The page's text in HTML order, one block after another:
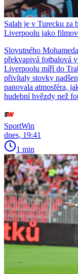
Salah je v Turecku za
Liverpoolu jako
Slovutného
překvapivá fotbalová
Liverpoolu míří do
přivítaly stovky
panovala atmosféra,
hudební hvězdy než
SportWin
dnes, 19:41
1 min